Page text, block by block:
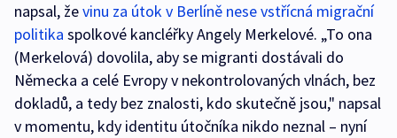
napsal, ževinu za útok v Berlíně nese vstřícná migrační
politika spolkové kancléřky Angely Merkelové. „To ona
(Merkelová) dovolila, aby se migranti dostávali do
Německa a celé Evropy v nekontrolovaných vlnách, bez
dokladů, a tedy bez znalosti, kdo skutečně jsou," napsal
v momentu, kdy identitu útočníka nikdo neznal – nyní